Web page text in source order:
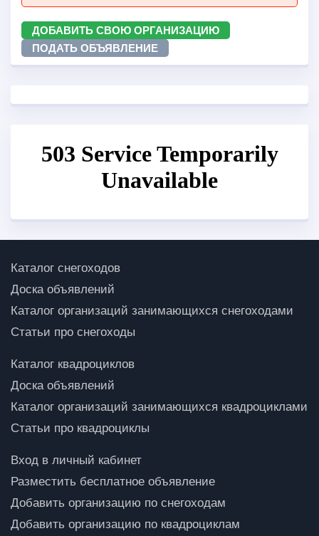
ДОБАВИТЬ СВОЮ ОРГАНИЗАЦИЮ
ПОДАТЬ ОБЪЯВЛЕНИЕ
Каталог снегоходов
Доска объявлений
Каталог организаций занимающихся снегоходами
Статьи про снегоходы
Каталог квадроциклов
Доска объявлений
Каталог организаций занимающихся квадроциклами
Статьи про квадроциклы
Вход в личный кабинет
Разместить бесплатное объявление
Добавить организацию по снегоходам
Добавить организацию по квадроциклам